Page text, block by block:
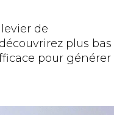
levier de
plus bas
pour générer